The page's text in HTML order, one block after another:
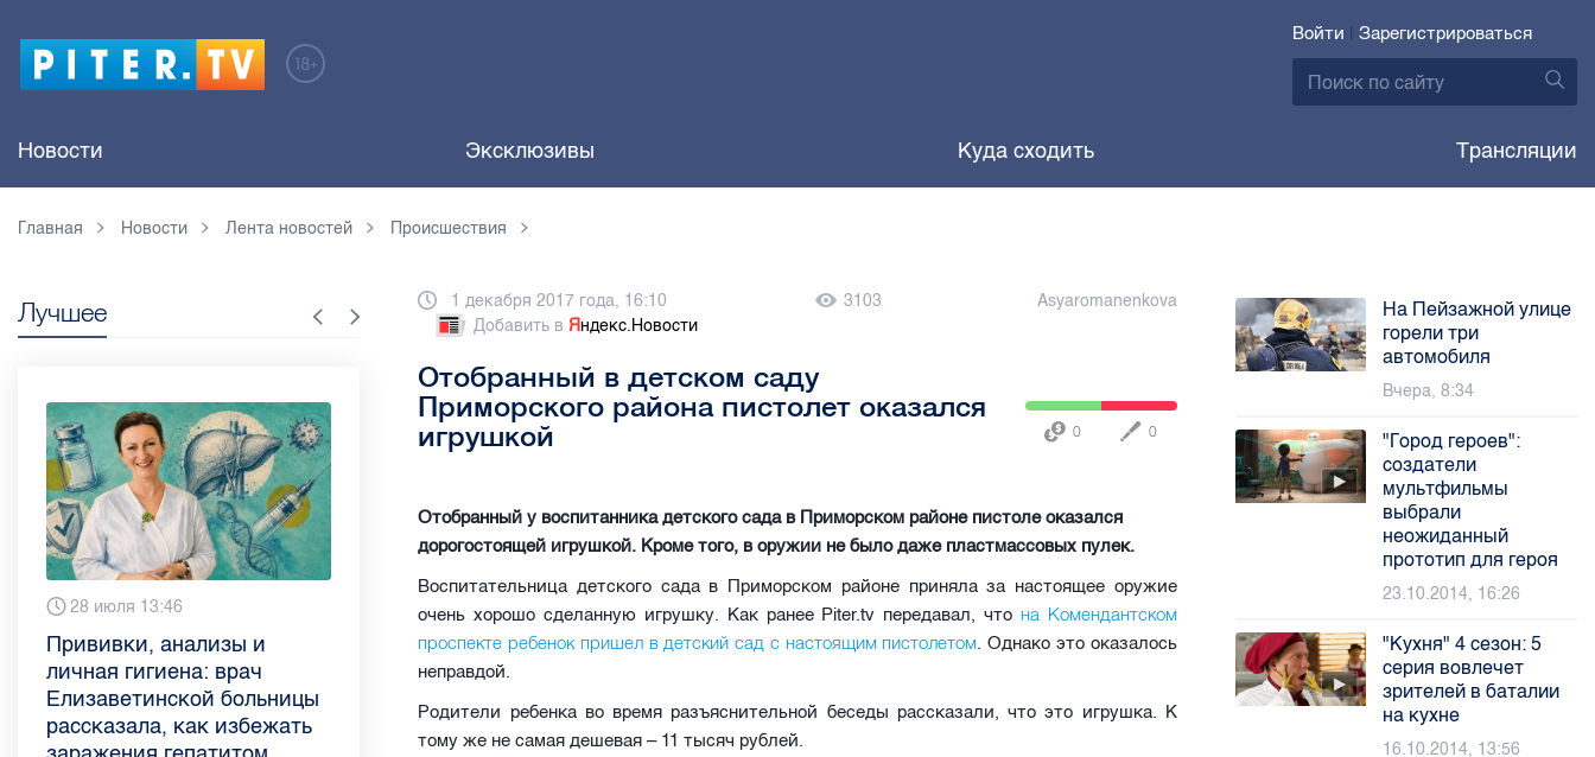
Войти | Зарегистрироваться
Новости Эксклюзивы Куда сходить Трансляции
Главная Новости Лента новостей Происшествия
1 декабря 2017 года, 16:10 3103
Asyaromanenkova
Добавить вЯндекс.Новости
Отобранный в детском саду
Приморского района пистолет оказался
игрушкой
0 0
Отобранный у воспитанника детского сада в Приморском районе пистоле оказался
дорогостоящей игрушкой. Кроме того, в оружии не было даже пластмассовых пулек.
Воспитательница детского сада в Приморском районе приняла за настоящее оружие
очень хорошо сделанную игрушку. Как ранее Piter.tv передавал, что на Комендантском
проспекте ребенок пришел в детский сад с настоящим пистолетом. Однако это оказалось
неправдой.
Родители ребенка во время разъяснительной беседы рассказали, что это игрушка. К
тому же не самая дешевая – 11 тысяч рублей.
Лучшее
6 августа 9:02
Piter.TV находится в
ТОП-10 рейтинга самых
цитируемых СМИ
Петербурга и Ленобласти
28 июля 13:46
Прививки, анализы и
личная гигиена: врач
Елизаветинской больницы
рассказала, как избежать
13 июля 9:05
Как обезопасить ребенка
летом: советы педиатра
для родителей
3 июля 11:56
Проходные баллы в вузах
СПб — 2026: где самый
высокий и самый низкий
конкурс
23 июня 9:10
Врач назвала неожиданные
причины воспаления
ахиллова сухожилия летом
16 июня 11:37
Декрет без потери дохода:
эксперт рассказала о
возможностях для
работающих родителей
11 июня 12:37
Что такое рассеянный
склероз: невролог
Елизаветинской больницы
ответила на главные
3 июня 10:02
Бамбл с вишней и лимонад
с имбирем: какие напитки
можно приготовить дома в
жару
На Пейзажной улице
горели три
автомобиля
Вчера, 8:34
"Город героев":
создатели
мультфильмы
выбрали
неожиданный
прототип для героя
23.10.2014, 16:26
"Кухня" 4 сезон: 5
серия вовлечет
зрителей в баталии
на кухне
16.10.2014, 13:56